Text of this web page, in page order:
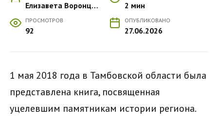
Елизавета Воронцова 2 мин
ПРОСМОТРОВ
92
ОПУБЛИКОВАНО
27.06.2026
1 мая 2018 года в Тамбовской области была
представлена книга, посвященная
уцелевшим памятникам истории региона.